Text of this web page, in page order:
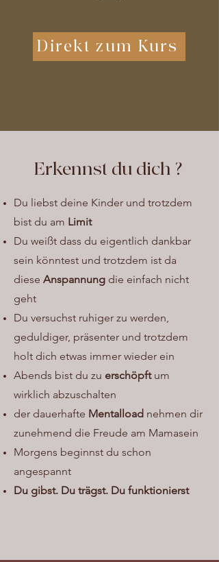
Direkt zum Kurs
Erkennst du dich ?
Du liebst deine Kinder und trotzdem
bist du am Limit
Du weißt dass du eigentlich dankbar
sein könntest und trotzdem ist da
diese Anspannung die einfach nicht
geht
Du versuchst ruhiger zu werden,
geduldiger, präsenter und trotzdem
holt dich etwas immer wieder ein
Abends bist du zu erschöpftum
wirklich abzuschalten
der dauerhafte Mentalload nehmen dir
zunehmend die Freude am Mamasein
Morgens beginnst du schon
angespannt
Du gibst. Du trägst. Du funktionierst